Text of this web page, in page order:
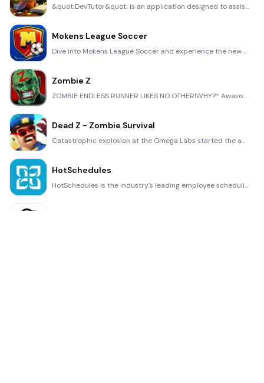
&quot;DevTutor&quot; is an application designed to assist developers in creating exceptional apps us
Mokens League Soccer
Dive into Mokens League Soccer and experience the new era of soccer gaming! Esports for Everyone: Wh
Zombie Z
ZOMBIE ENDLESS RUNNER LIKES NO OTHER!WHY?* Awesome graphic quality!* Simplified control (Auto-shooti
Dead Z - Zombie Survival
Catastrophic explosion at the Omega Labs started the apocalypse, now spreading across the Earth. Tak
HotSchedules
HotSchedules is the industry's leading employee scheduling app because it’s the fastest and easiest